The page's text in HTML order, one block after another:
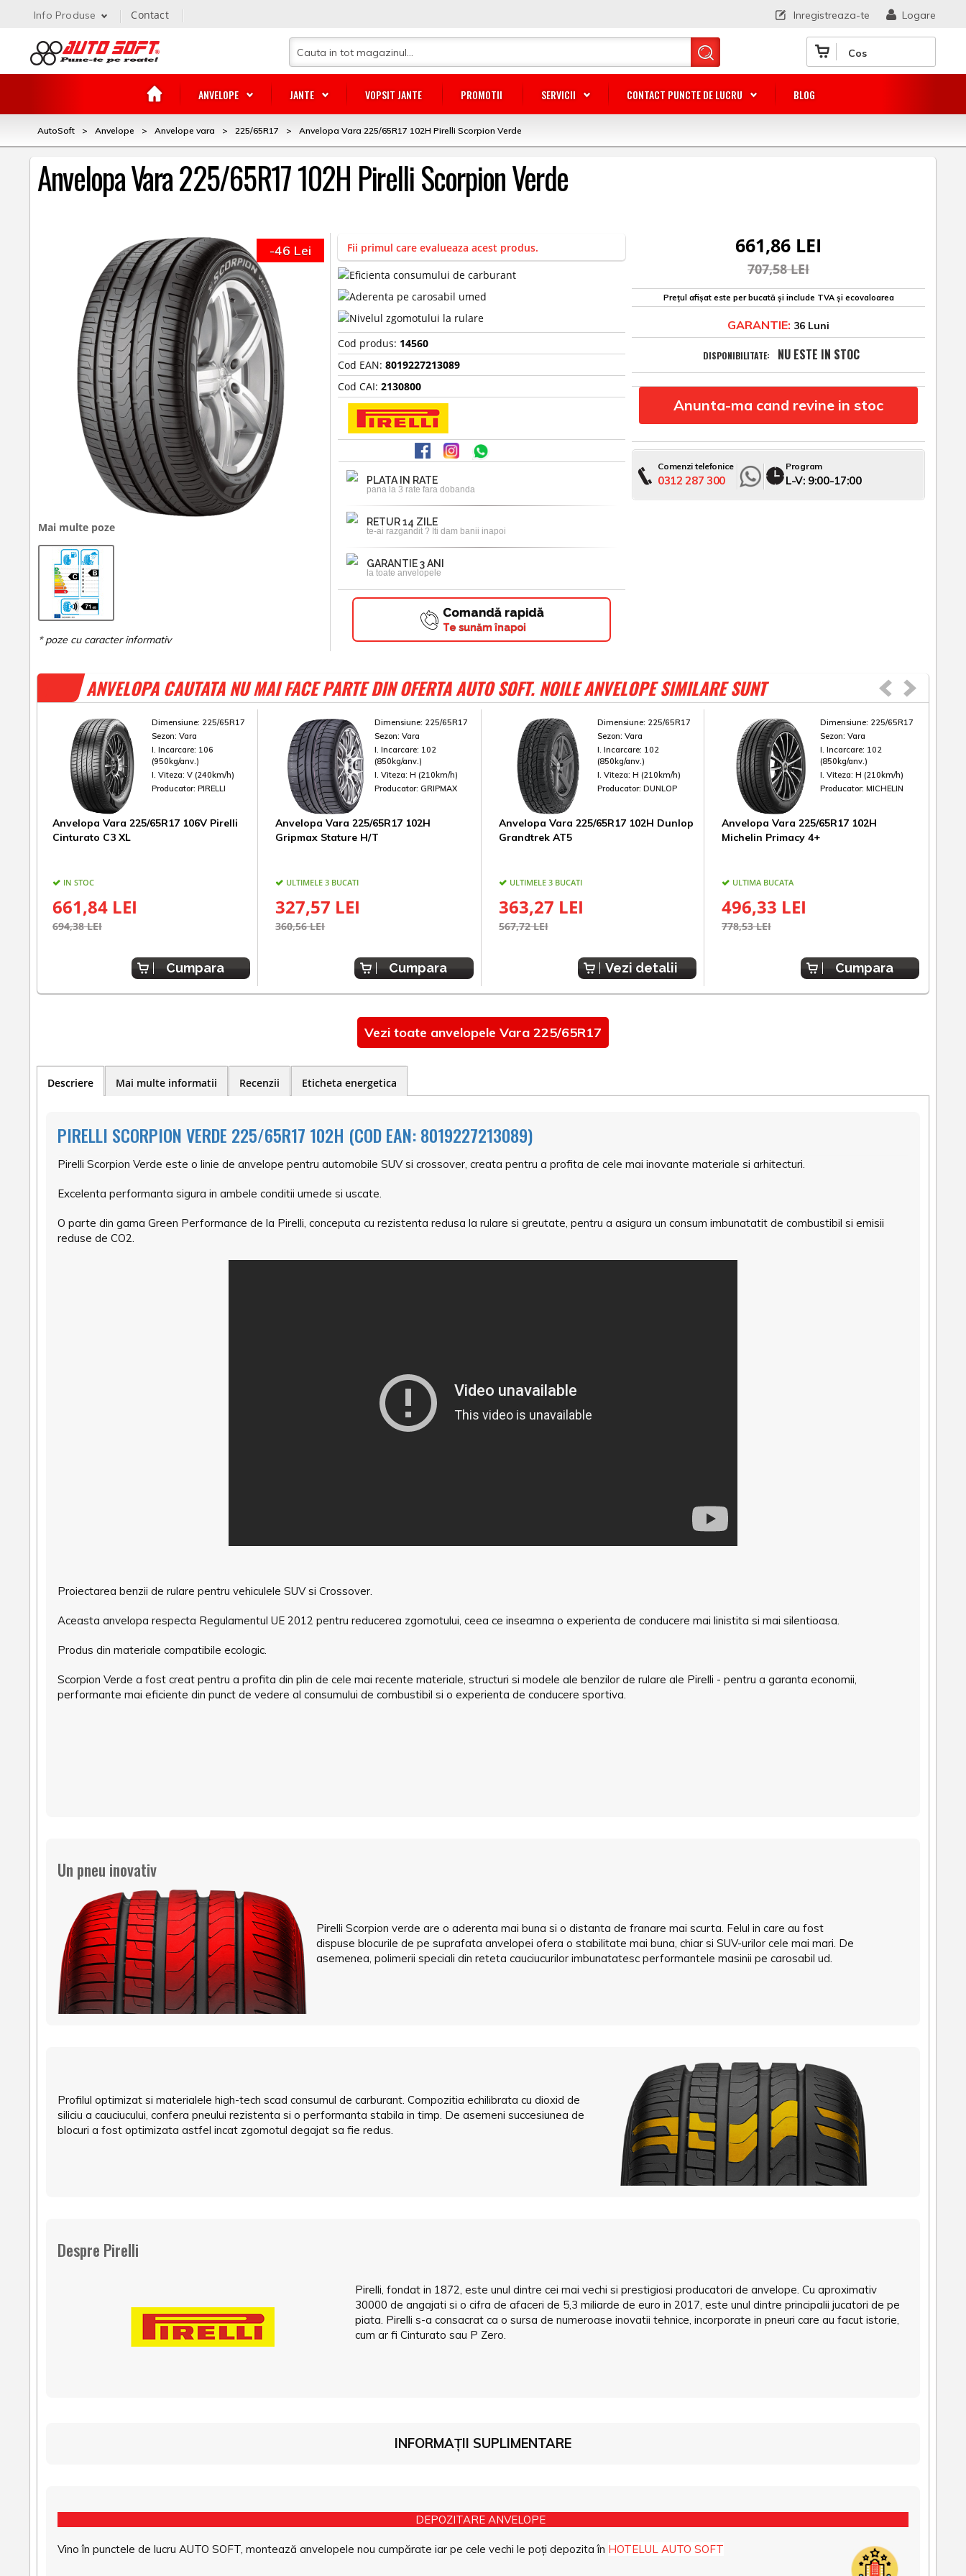
Cos
ANVELOPE JANTE VOPSIT JANTE PROMOTII SERVICII CONTACT PUNCTE DE LUCRU BLOG
Logare
Inregistreaza-te
Info Produse Contact
AutoSoft > Anvelope > Anvelope vara > 225/65R17 > Anvelopa Vara 225/65R17 102H Pirelli Scorpion Verde
Anvelopa Vara 225/65R17 102H Pirelli Scorpion Verde
Mai multe poze
-46 Lei Fii primul care evalueaza acest produs.
Cod produs: 14560
Cod EAN:8019227213089
Cod CAI:2130800
PLATA IN RATE
pana la 3 rate fara dobanda
RETUR 14 ZILE
te-ai razgandit ? Iti dam banii inapoi
GARANTIE 3 ANI
la toate anvelopele
Comandă rapidă
Te sunăm înapoi
661,86 LEI
707,58 LEI
Prețul afișat este per bucată și include TVA și ecovaloarea
GARANTIE: 36 Luni
DISPONIBILITATE: NU ESTE IN STOC
Anunta-ma cand revine in stoc
Comenzi telefonice
0312 287 300
Program
L-V: 9:00-17:00
ANVELOPA CAUTATA NU MAI FACE PARTE DIN OFERTA AUTO SOFT. NOILE ANVELOPE SIMILARE SUNT
Dimensiune: 225/65R17
Sezon: Vara
I. Incarcare: 106
(950kg/anv.)
I. Viteza: V (240km/h)
Producator: PIRELLI
Anvelopa Vara 225/65R17 106V Pirelli
Cinturato C3 XL
IN STOC
661,84 LEI
694,38 LEI
Cumpara
Dimensiune: 225/65R17
Sezon: Vara
I. Incarcare: 102
(850kg/anv.)
I. Viteza: H (210km/h)
Producator: GRIPMAX
Anvelopa Vara 225/65R17 102H
Gripmax Stature H/T
ULTIMELE 3 BUCATI
327,57 LEI
360,56 LEI
Cumpara
Dimensiune: 225/65R17
Sezon:Vara
I. Incarcare: 102
(850kg/anv.)
I. Viteza:H (210km/h)
Producator:DUNLOP
Anvelopa Vara 225/65R17 102H Dunlop
Grandtrek AT5
ULTIMELE 3 BUCATI
363,27 LEI
567,72 LEI
Vezi detalii
Dimensiune: 225/65R17
Sezon:Vara
I. Incarcare: 102
(850kg/anv.)
I. Viteza:H (210km/h)
Producator:MICHELIN
Anvelopa Vara 225/65R17 102H
Michelin Primacy 4+
ULTIMA BUCATA
496,33 LEI
778,53 LEI
Cumpara
Vezi toate anvelopele Vara 225/65R17
Descriere Mai multe informatii Recenzii Eticheta energetica
PIRELLI SCORPION VERDE 225/65R17 102H (COD EAN: 8019227213089)
Pirelli Scorpion Verde este o linie de anvelope pentru automobile SUV si crossover, creata pentru a profita de cele mai inovante materiale si arhitecturi.
Excelenta performanta sigura in ambele conditii umede si uscate.
O parte din gama Green Performance de la Pirelli, conceputa cu rezistenta redusa la rulare si greutate, pentru a asigura un consum imbunatatit de combustibil si emisii
reduse de CO2.
Proiectarea benzii de rulare pentru vehiculele SUV si Crossover.
Aceasta anvelopa respecta Regulamentul UE 2012 pentru reducerea zgomotului, ceea ce inseamna o experienta de conducere mai linistita si mai silentioasa.
Produs din materiale compatibile ecologic.
Scorpion Verde a fost creat pentru a profita din plin de cele mai recente materiale, structuri si modele ale benzilor de rulare ale Pirelli - pentru a garanta economii,
performante mai eficiente din punct de vedere al consumului de combustibil si o experienta de conducere sportiva.
Un pneu inovativ
Pirelli Scorpion verde are o aderenta mai buna si o distanta de franare mai scurta. Felul in care au fost
dispuse blocurile de pe suprafata anvelopei ofera o stabilitate mai buna, chiar si SUV-urilor cele mai mari. De
asemenea, polimerii speciali din reteta cauciucurilor imbunatatesc performantele masinii pe carosabil ud.
Profilul optimizat si materialele high-tech scad consumul de carburant. Compozitia echilibrata cu dioxid de
siliciu a cauciucului, confera pneului rezistenta si o performanta stabila in timp. De asemeni succesiunea de
blocuri a fost optimizata astfel incat zgomotul degajat sa fie redus.
Despre Pirelli
Pirelli, fondat in 1872, este unul dintre cei mai vechi si prestigiosi producatori de anvelope. Cu aproximativ
30000 de angajati si o cifra de afaceri de 5,3 miliarde de euro in 2017, este unul dintre principalii jucatori de pe
piata. Pirelli s-a consacrat ca o sursa de numeroase inovatii tehnice, incorporate in pneuri care au facut istorie,
cum ar fi Cinturato sau P Zero.
INFORMAȚII SUPLIMENTARE
DEPOZITARE ANVELOPE
Vino în punctele de lucru AUTO SOFT, montează anvelopele nou cumpărate iar pe cele vechi le poți depozita în HOTELUL AUTO SOFT